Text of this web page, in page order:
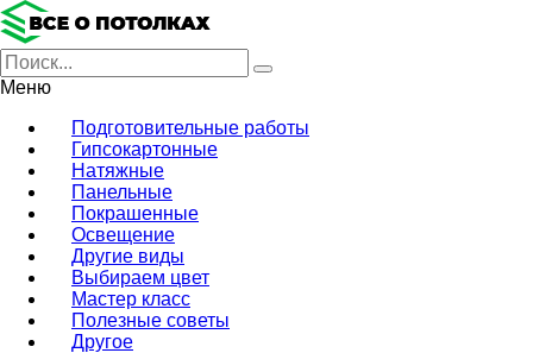
Меню
Подготовительные работы
Гипсокартонные
Натяжные
Панельные
Покрашенные
Освещение
Другие виды
Выбираем цвет
Мастер класс
Полезные советы
Другое